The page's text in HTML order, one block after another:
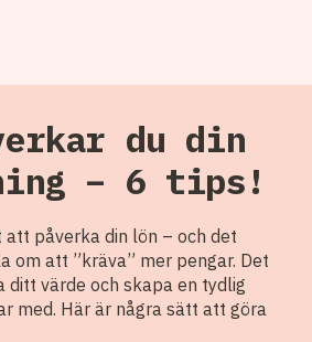
du din
– 6 tips!
påverka din lön – och det
om att ”kräva” mer pengar. Det
ditt värde och skapa en tydlig
med. Här är några sätt att göra